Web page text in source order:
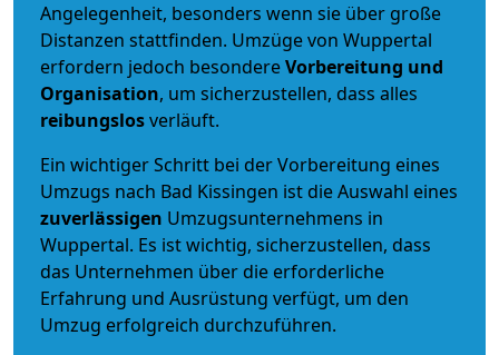
Angelegenheit, besonders wenn sie über große
Distanzen stattfinden. Umzüge von Wuppertal
erfordern jedoch besondereVorbereitung und
Organisation, um sicherzustellen, dass alles
reibungslosverläuft.
Ein wichtiger Schritt bei der Vorbereitung eines
Umzugs nach Bad Kissingen ist die Auswahl eines
zuverlässigen Umzugsunternehmens in
Wuppertal. Es ist wichtig, sicherzustellen, dass
das Unternehmen über die erforderliche
Erfahrung und Ausrüstung verfügt, um den
Umzug erfolgreich durchzuführen.